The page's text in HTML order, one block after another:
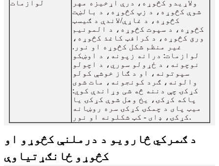
لوازمات
ولاړیدو کڅوړه، درې اړخیزه مهر
شوې کڅوړه، د زپ کڅوړه، د بالښت
کڅوړه، د غاړې/لاندې د ګیسټ
کڅوړه، د سپوت کڅوړه، د المونیم
ورق کڅوړه، د کرافټ کاغذ کڅوړه،
غیر منظم شکل کڅوړه او نور.
لوازمات: درانه زپونه، د اوښکو
نوچونه، د ځړولو سوري، د اچولو
سپوتونه، او د ګاز خوشې کولو
والونه، ګرد کونجونه، مات شوی
کړکۍ چې دننه څه شی وړاندې کوي:
پاکه کړکۍ، یخ وهل شوې کړکۍ یا
میټ پای د چمکۍ کړکۍ سره روښانه
کړکۍ، ډای - کټ شکلونه او نور.
د ګمرکي څارویو د درملنې کڅوړو او
کڅوړو ځانګړتیاوې